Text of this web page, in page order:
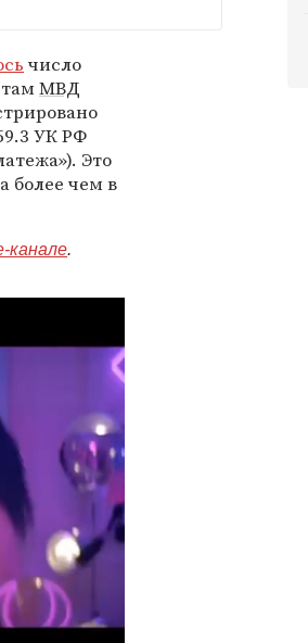
число
МВД
УК РФ
Это
более чем в
канале.